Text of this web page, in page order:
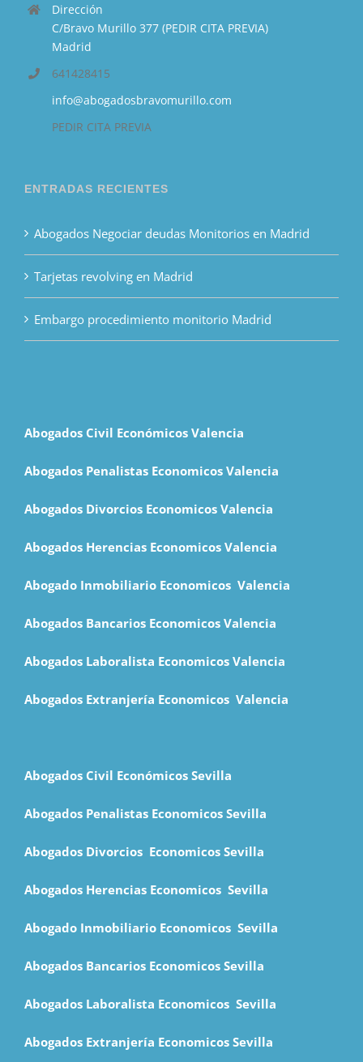
Dirección
C/Bravo Murillo 377 (PEDIR CITA PREVIA)
Madrid
641428415
info@abogadosbravomurillo.com
PEDIR CITA PREVIA
ENTRADAS RECIENTES
Abogados Negociar deudas Monitorios en Madrid
Tarjetas revolving en Madrid
Embargo procedimiento monitorio Madrid
Abogados Civil Económicos Valencia
Abogados Penalistas Economicos Valencia
Abogados Divorcios Economicos Valencia
Abogados Herencias Economicos Valencia
Abogado Inmobiliario Economicos Valencia
Abogados Bancarios Economicos Valencia
Abogados Laboralista Economicos Valencia
Abogados Extranjería Economicos Valencia
Abogados Civil Económicos Sevilla
Abogados Penalistas Economicos Sevilla
Abogados Divorcios Economicos Sevilla
Abogados Herencias Economicos Sevilla
Abogado Inmobiliario Economicos Sevilla
Abogados Bancarios Economicos Sevilla
Abogados Laboralista Economicos Sevilla
Abogados Extranjería Economicos Sevilla